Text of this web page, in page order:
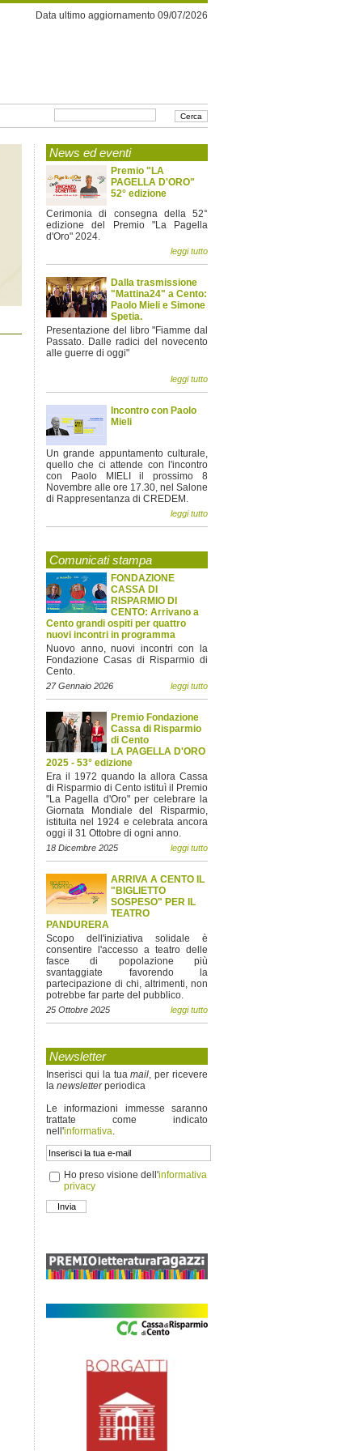
Data ultimo aggiornamento 09/07/2026
News ed eventi
Premio "LA
PAGELLA D'ORO"
52° edizione
Cerimonia di consegna della 52°
edizione del Premio "La Pagella
d'Oro" 2024.
leggi tutto
Dalla trasmissione
"Mattina24" a Cento:
Paolo Mieli e Simone
Spetia.
Presentazione del libro "Fiamme dal
Passato. Dalle radici del novecento
alle guerre di oggi"
leggi tutto
Incontro con Paolo
Mieli
Un grande appuntamento culturale,
quello che ci attende con l'incontro
con Paolo MIELI il prossimo 8
Novembre alle ore 17.30, nel Salone
di Rappresentanza di CREDEM.
leggi tutto
Comunicati stampa
FONDAZIONE
CASSA DI
RISPARMIO DI
CENTO: Arrivano a
Cento grandi ospiti per quattro
nuovi incontri in programma
Nuovo anno, nuovi incontri con la
Fondazione Casas di Risparmio di
Cento.
27 Gennaio 2026 leggi tutto
Premio Fondazione
Cassa di Risparmio
di Cento
LA PAGELLA D'ORO
2025 - 53° edizione
Era il 1972 quando la allora Cassa
di Risparmio di Cento istituì il Premio
"La Pagella d'Oro" per celebrare la
Giornata Mondiale del Risparmio,
istituita nel 1924 e celebrata ancora
oggi il 31 Ottobre di ogni anno.
18 Dicembre 2025 leggi tutto
ARRIVA A CENTO IL
"BIGLIETTO
SOSPESO" PER IL
TEATRO
PANDURERA
Scopo dell'iniziativa solidale è
consentire l'accesso a teatro delle
fasce di popolazione più
svantaggiate favorendo la
partecipazione di chi, altrimenti, non
potrebbe far parte del pubblico.
25 Ottobre 2025 leggi tutto
Newsletter
Inserisci qui la tuamail, per ricevere
la newsletterperiodica
Le informazioni immesse saranno
trattate come indicato
nell'informativa.
Ho preso visione dell'informativa
privacy